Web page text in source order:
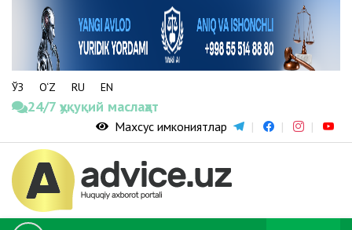
ЎЗ O‘Z RU EN
24/7 ҳуқуқий маслаҳат
Махсус имкониятлар